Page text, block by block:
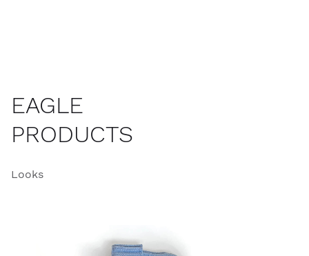
EAGLE
PRODUCTS
Looks